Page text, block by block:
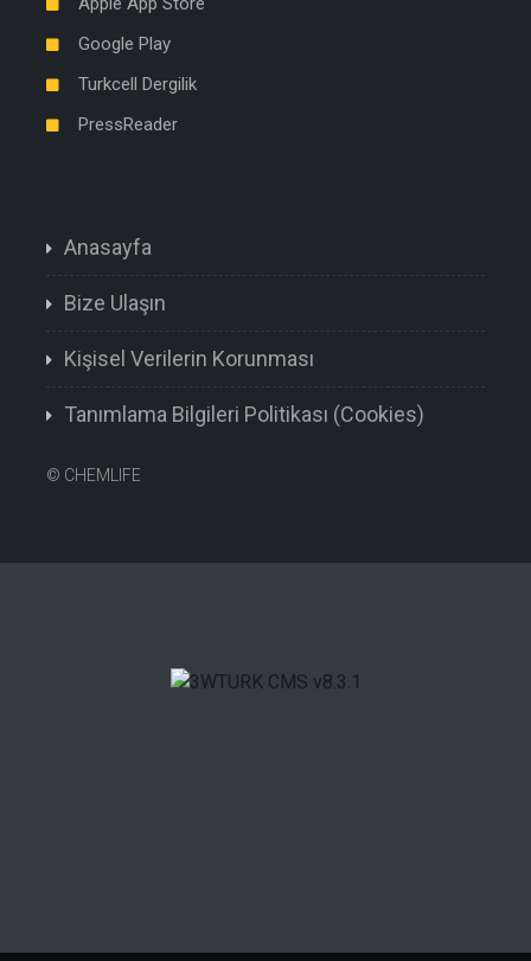
Google Play
Turkcell Dergilik
PressReader
Anasayfa
Bize Ulaşın
Kişisel Verilerin Korunması
Tanımlama Bilgileri Politikası (Cookies)
© CHEMLIFE